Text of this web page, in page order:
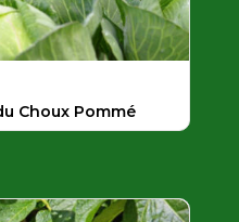
Choux Pommé